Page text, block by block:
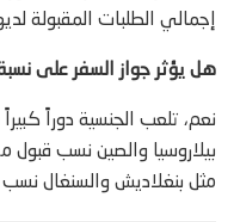
إجمالي الطلبات المقبولة
هل يؤثر جواز السفر على
نعم، تلعب الجنسية دوراً
بيلاروسيا والصين نسب قبول
مثل بنغلاديش والسنغال